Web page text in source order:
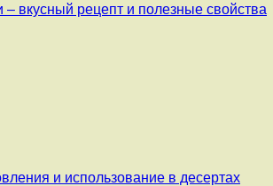
вкусный рецепт и полезные свойства
и использование в десертах